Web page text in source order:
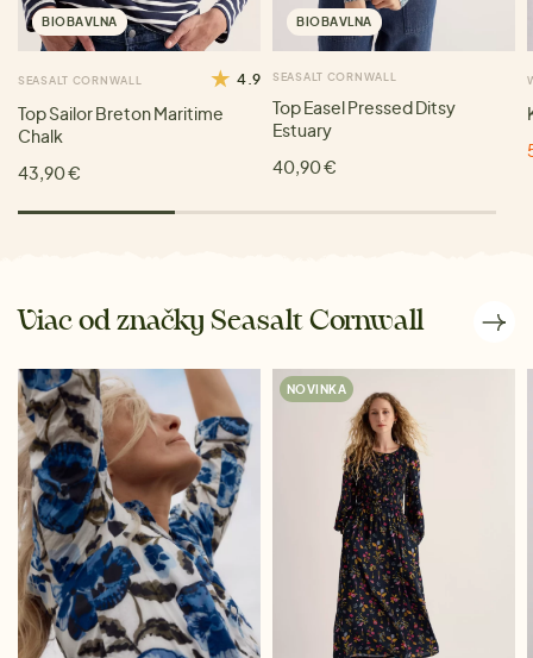
BIOBAVLNA
SEASALT CORNWALL 4.9
Top Sailor Breton Maritime
Chalk
43,90 €
BIOBAVLNA
SEASALT CORNWALL
Top Easel Pressed Ditsy
Estuary
40,90 €
Viac od značky Seasalt Cornwall
NOVINKA